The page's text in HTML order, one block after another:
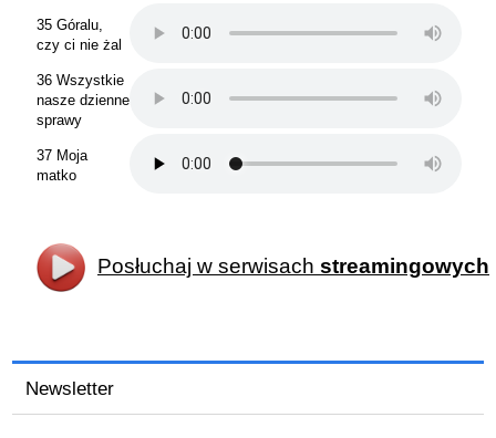
35 Góralu,
czy ci nie żal
36 Wszystkie
nasze dzienne
sprawy
37 Moja
matko
Posłuchaj w serwisach streamingowych
Newsletter